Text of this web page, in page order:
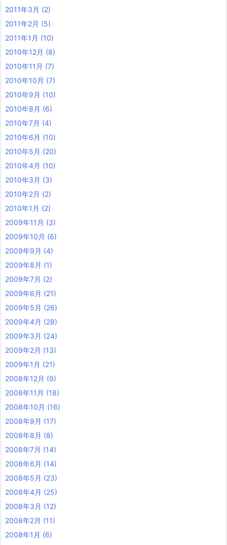
2011年3月 (2)
2011年2月 (5)
2011年1月 (10)
2010年12月 (8)
2010年11月 (7)
2010年10月 (7)
2010年9月 (10)
2010年8月 (6)
2010年7月 (4)
2010年6月 (10)
2010年5月 (20)
2010年4月 (10)
2010年3月 (3)
2010年2月 (2)
2010年1月 (2)
2009年11月 (3)
2009年10月 (6)
2009年9月 (4)
2009年8月 (1)
2009年7月 (2)
2009年6月 (21)
2009年5月 (26)
2009年4月 (28)
2009年3月 (24)
2009年2月 (13)
2009年1月 (21)
2008年12月 (9)
2008年11月 (18)
2008年10月 (16)
2008年9月 (17)
2008年8月 (8)
2008年7月 (14)
2008年6月 (14)
2008年5月 (23)
2008年4月 (25)
2008年3月 (12)
2008年2月 (11)
2008年1月 (6)